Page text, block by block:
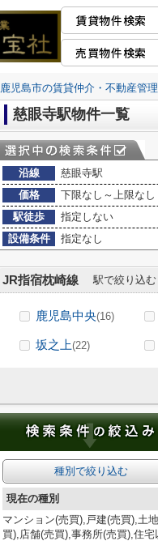
賃貸物件検索
売買物件検索
鹿児島市の賃貸仲介・不動産管
慈眼寺駅物件一覧
沿線
慈眼寺駅
価格
下限なし～上限なし
駅徒歩
指定しない
設備条件
指定なし
JR指宿枕崎線 駅で絞り込む
鹿児島中央(16)
坂之上(22)
種別で絞り込む
現在の種別
マンション(売買),戸建(売買),土
買),店舗(売買),事務所(売買),住宅